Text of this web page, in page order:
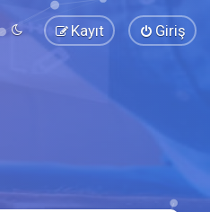
Giriş
Kayıt